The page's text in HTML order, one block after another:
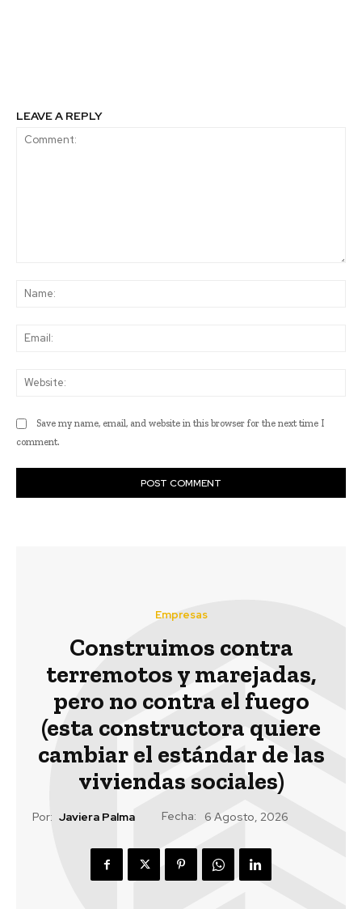
LEAVE A REPLY
Save my name, email, and website in this browser for the next time I
comment.